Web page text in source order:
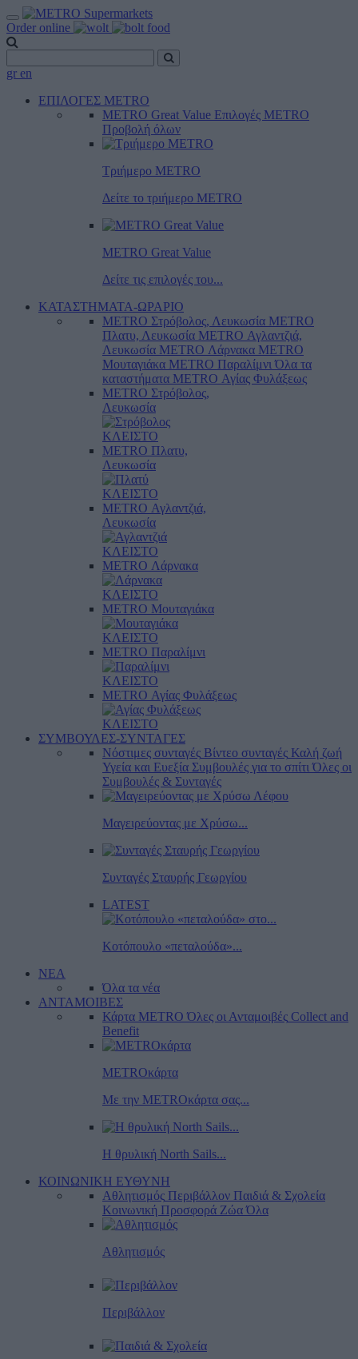
Order online
gr en
ΕΠΙΛΟΓΕΣ METRO
METRO Great Value Επιλογές METRO
Προβολή όλων
Τριήμερο METRO
Δείτε το τριήμερο ΜΕTRO
METRO Great Value
Δείτε τις επιλογές του...
ΚΑΤΑΣΤΗΜΑΤΑ-ΩΡΑΡΙΟ
METRO Στρόβολος, Λευκωσία METRO
Πλατυ, Λευκωσία METRO Αγλαντζιά,
Λευκωσία METRO Λάρνακα METRO
Μουταγιάκα METRO Παραλίμνι Όλα τα
καταστήματα METRO Αγίας Φυλάξεως
METRO Στρόβολος,
Λευκωσία
ΚΛΕΙΣΤΟ
METRO Πλατυ,
Λευκωσία
ΚΛΕΙΣΤΟ
METRO Αγλαντζιά,
Λευκωσία
ΚΛΕΙΣΤΟ
METRO Λάρνακα
ΚΛΕΙΣΤΟ
METRO Μουταγιάκα
ΚΛΕΙΣΤΟ
METRO Παραλίμνι
ΚΛΕΙΣΤΟ
METRO Αγίας Φυλάξεως
ΚΛΕΙΣΤΟ
ΣΥΜΒΟΥΛΕΣ-ΣΥΝΤΑΓΕΣ
Νόστιμες συνταγές Βίντεο συνταγές Καλή ζωή
Υγεία και Ευεξία Συμβουλές για το σπίτι Όλες οι
Συμβουλές & Συνταγές
Μαγειρεύοντας με Χρύσω...
Συνταγές Σταυρής Γεωργίου
LATEST
Κοτόπουλο «πεταλούδα»...
ΝΕΑ
Όλα τα νέα
ΑΝΤΑΜΟΙΒΕΣ
Κάρτα METRO Όλες οι Ανταμοιβές Collect and
Benefit
METROκάρτα
Με την METROκάρτα σας...
Η θρυλική North Sails...
ΚΟΙΝΩΝΙΚΗ ΕΥΘΥΝΗ
Αθλητισμός Περιβάλλον Παιδιά & Σχολεία
Κοινωνική Προσφορά Ζώα Όλα
Αθλητισμός
Περιβάλλον